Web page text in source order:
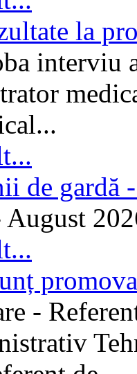
la
interviu
de gardă
-